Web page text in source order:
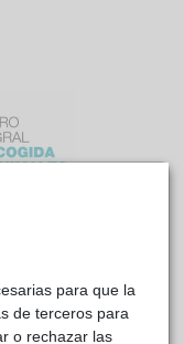
de acogida
para que la
de terceros para
o rechazar las